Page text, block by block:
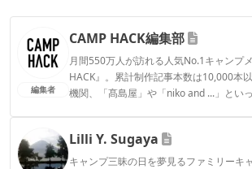
編集者
CAMP HACK編集部
月間550万人が訪れる人気No.1キャンプ
HACK』。累計制作記事本数は10,000本
機関、「髙島屋」や「niko and ...」とい
CAMP HACK編集部のプロフィール
Lilli Y. Sugaya
キャンプ三昧の日を夢見るファミリーキ